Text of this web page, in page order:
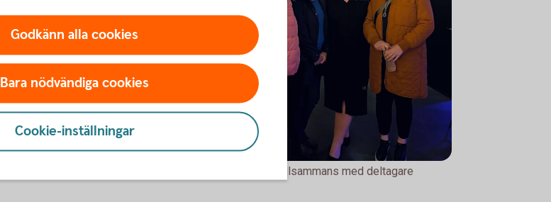
Andra Farhad tillsammans med deltagare
Godkänn alla cookies
Bara nödvändiga cookies
Cookie-inställningar